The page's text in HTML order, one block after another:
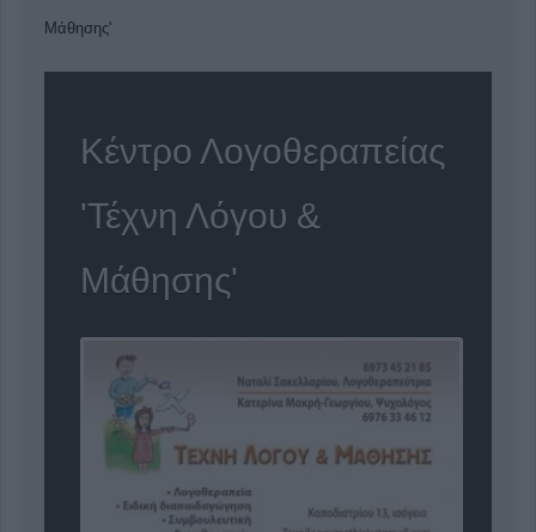
Μάθησης'
Κέντρο Λογοθεραπείας
'Τέχνη Λόγου &
Μάθησης'